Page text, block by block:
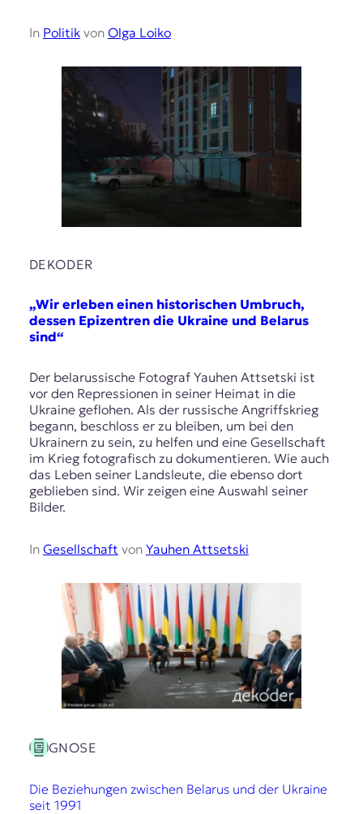
In Politikvon Olga Loiko
DEKODER
„Wir erleben einen historischen Umbruch,
dessen Epizentren die Ukraine und Belarus
sind“
Der belarussische Fotograf Yauhen Attsetski ist
vor den Repressionen in seiner Heimat in die
Ukraine geflohen. Als der russische Angriffskrieg
begann, beschloss er zu bleiben, um bei den
Ukrainern zu sein, zu helfen und eine Gesellschaft
im Krieg fotografisch zu dokumentieren. Wie auch
das Leben seiner Landsleute, die ebenso dort
geblieben sind. Wir zeigen eine Auswahl seiner
Bilder.
In Gesellschaft von Yauhen Attsetski
GNOSE
Die Beziehungen zwischen Belarus und der Ukraine
seit 1991